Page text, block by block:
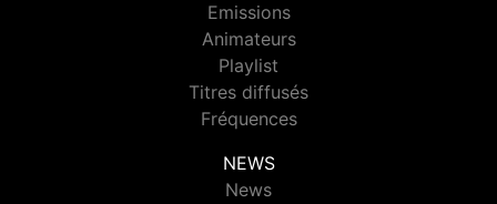
Emissions
Animateurs
Playlist
Titres diffusés
Fréquences
NEWS
News